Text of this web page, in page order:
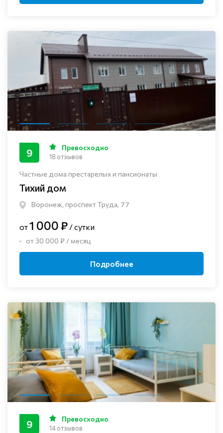
Частные дома престарелых и пансионаты
Тихий дом
Воронеж, проспект Труда, 77
9 Превосходно
18 отзывов
от1 000 ₽ / сутки
от 30 000 ₽ / месяц
Подробнее
9 Превосходно
14 отзывов